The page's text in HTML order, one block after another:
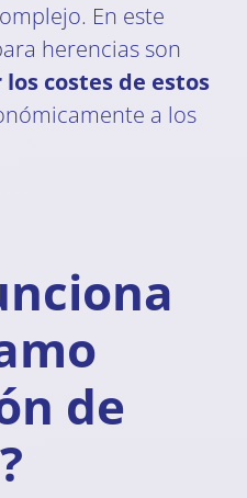
En este
herencias son
los costes de estos
a los
de